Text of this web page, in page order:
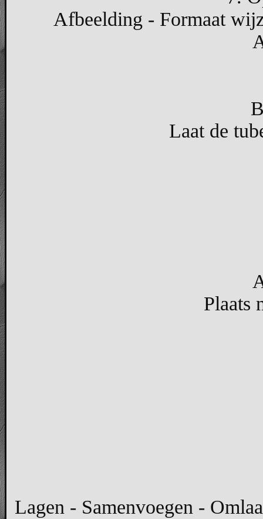
Afbeelding - Formaat
Laat de
Plaats
Lagen - Samenvoegen -